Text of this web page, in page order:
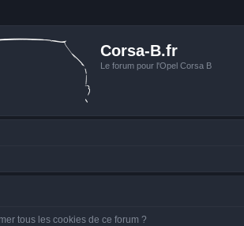
Corsa-B.fr
Le forum pour l'Opel Corsa B
tous les cookies de ce forum ?